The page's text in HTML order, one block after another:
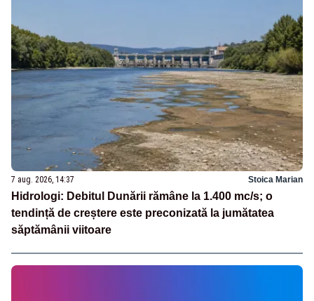
7 aug. 2026, 14:37 Stoica Marian
Hidrologi: Debitul Dunării rămâne la 1.400 mc/s; o
tendință de creștere este preconizată la jumătatea
săptămânii viitoare